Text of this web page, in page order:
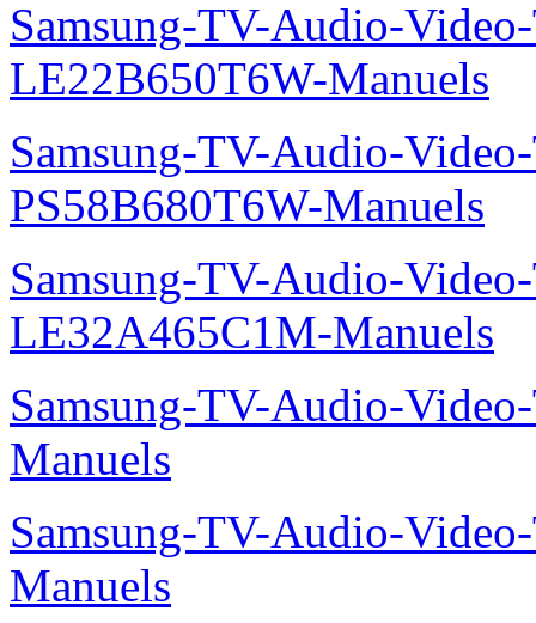
Samsung-TV-Audio-
LE22B650T6W-Manuels
Samsung-TV-Audio-
PS58B680T6W-Manuels
Samsung-TV-Audio-
LE32A465C1M-Manuels
Samsung-TV-Audio-
Manuels
Samsung-TV-Audio-
Manuels